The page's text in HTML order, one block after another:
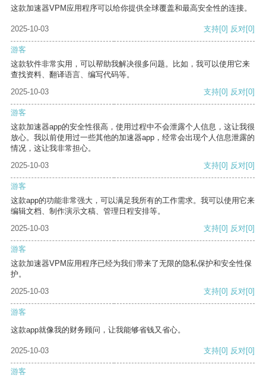
这款加速器VPM应用程序可以给你提供全球覆盖和最高安全性的连接。
2025-10-03 支持[0] 反对[0]
游客
这款软件非常实用，可以帮助我解决很多问题。比如，我可以使用它来
查找资料、翻译语言、编写代码等。
2025-10-03
支持[0] 反对[0]
游客
这款加速器app的安全性很高，使用过程中不会泄露个人信息，这让我很
放心。我以前使用过一些其他的加速器app，经常会出现个人信息泄露的
情况，这让我非常担心。
2025-10-03
支持[0] 反对[0]
游客
这款app的功能非常强大，可以满足我所有的工作需求。我可以使用它来
编辑文档、制作演示文稿、管理日程安排等。
2025-10-03
支持[0] 反对[0]
游客
这款加速器VPM应用程序已经为我们带来了无限的隐私保护和安全性保
护。
2025-10-03
支持[0] 反对[0]
游客
这款app就像我的财务顾问，让我能够省钱又省心。
2025-10-03 支持[0] 反对[0]
游客